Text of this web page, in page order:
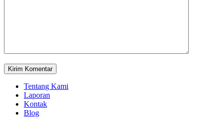
Kirim Komentar
Tentang Kami
Laporan
Kontak
Blog